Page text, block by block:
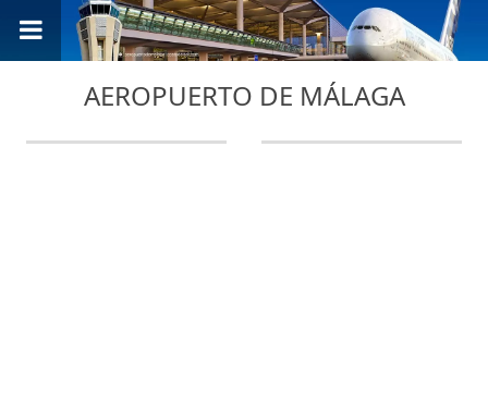
AEROPUERTO DE MÁLAGA